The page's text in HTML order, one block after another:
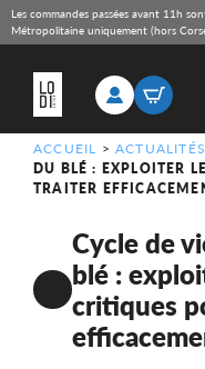
Les commandes passées avant 11h
Métropolitaine uniquement (hors
ACCUEIL >ACTUALITÉS
DU BLÉ : EXPLOITER
TRAITER
Cycle de
blé :
critiques